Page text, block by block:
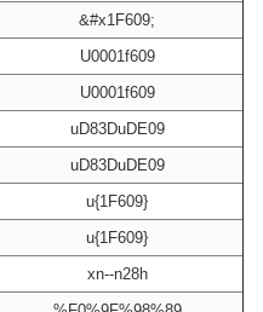
&#x1F609;
U0001f609
U0001f609
uD83DuDE09
uD83DuDE09
u{1F609}
u{1F609}
xn--n28h